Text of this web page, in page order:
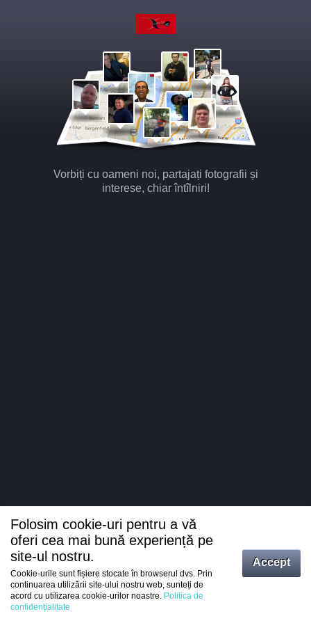
Vorbiți cu oameni noi, partajați fotografii și
interese, chiar întîlniri!
Intrați
Folosim cookie-uri pentru a vă
oferi cea mai bună experiență pe
site-ul nostru.
Cookie-urile sunt fișiere stocate în browserul dvs. Prin
continuarea utilizării site-ului nostru web, sunteți de
acord cu utilizarea cookie-urilor noastre. Politica de
confidențialitate
Accept